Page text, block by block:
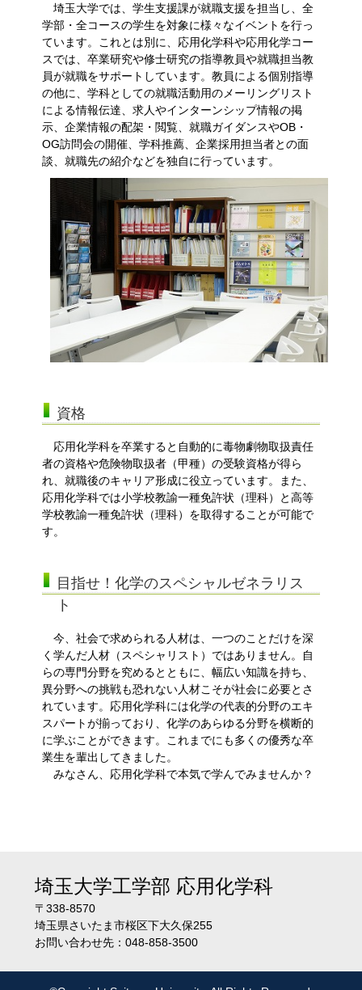
埼玉大学では、学生支援課が就職支援を担当し、全
学部・全コースの学生を対象に様々なイベントを行っ
ています。これとは別に、応用化学科や応用化学コー
スでは、卒業研究や修士研究の指導教員や就職担当教
員が就職をサポートしています。教員による個別指導
の他に、学科としての就職活動用のメーリングリスト
による情報伝達、求人やインターンシップ情報の掲
示、企業情報の配架・閲覧、就職ガイダンスやOB・
OG訪問会の開催、学科推薦、企業採用担当者との面
談、就職先の紹介などを独自に行っています。
資格
応用化学科を卒業すると自動的に毒物劇物取扱責任
者の資格や危険物取扱者（甲種）の受験資格が得ら
れ、就職後のキャリア形成に役立っています。また、
応用化学科では小学校教諭一種免許状（理科）と高等
学校教諭一種免許状（理科）を取得することが可能で
す。
目指せ！化学のスペシャルゼネラリス
ト
今、社会で求められる人材は、一つのことだけを深
く学んだ人材（スペシャリスト）ではありません。自
らの専門分野を究めるとともに、幅広い知識を持ち、
異分野への挑戦も恐れない人材こそが社会に必要とさ
れています。応用化学科には化学の代表的分野のエキ
スパートが揃っており、化学のあらゆる分野を横断的
に学ぶことができます。これまでにも多くの優秀な卒
業生を輩出してきました。
みなさん、応用化学科で本気で学んでみませんか？
埼玉大学工学部 応用化学科
〒338-8570
埼玉県さいたま市桜区下大久保255
お問い合わせ先：048-858-3500